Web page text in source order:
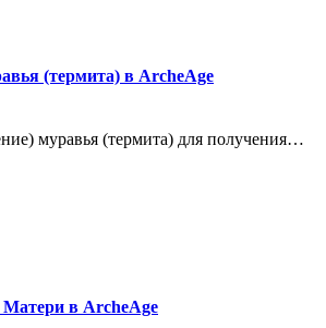
(термита) в ArcheAge
муравья (термита) для получения…
Матери в ArcheAge